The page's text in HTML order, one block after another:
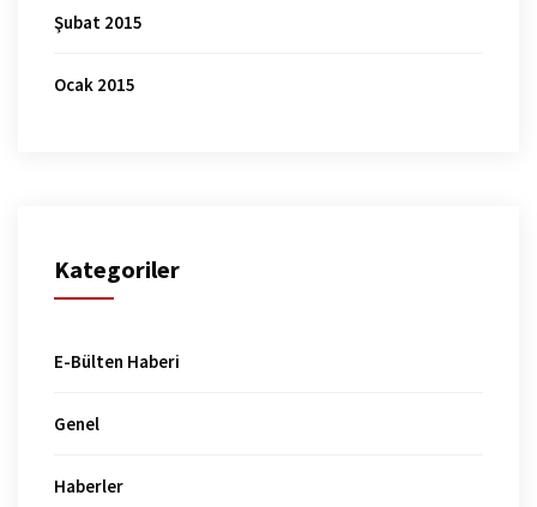
Şubat 2015
Ocak 2015
Kategoriler
E-Bülten Haberi
Genel
Haberler